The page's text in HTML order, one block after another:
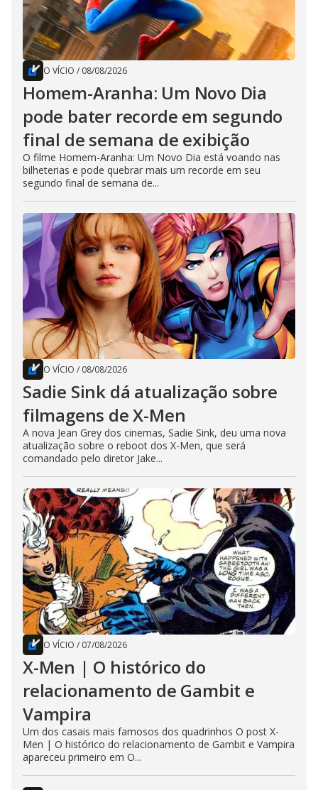
O VÍCIO / 08/08/2026
Homem-Aranha: Um Novo Dia
pode bater recorde em segundo
final de semana de exibição
O filme Homem-Aranha: Um Novo Dia está voando nas
bilheterias e pode quebrar mais um recorde em seu
segundo final de semana de...
O VÍCIO / 08/08/2026
Sadie Sink dá atualização sobre
filmagens de X-Men
A nova Jean Grey dos cinemas, Sadie Sink, deu uma nova
atualização sobre o reboot dos X-Men, que será
comandado pelo diretor Jake...
O VÍCIO / 07/08/2026
X-Men | O histórico do
relacionamento de Gambit e
Vampira
Um dos casais mais famosos dos quadrinhos O post X-
Men | O histórico do relacionamento de Gambit e Vampira
apareceu primeiro em O...